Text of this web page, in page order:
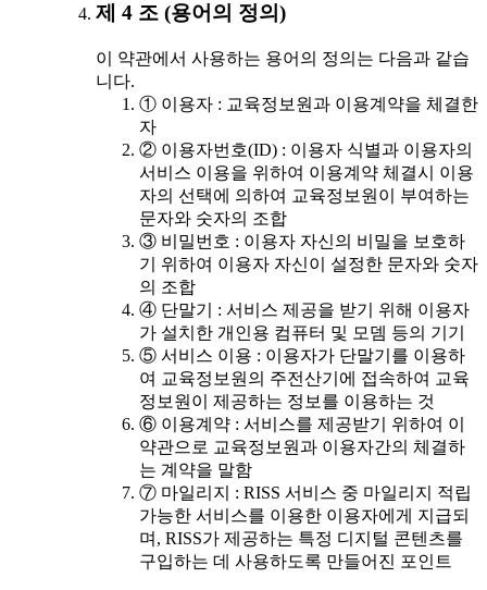
제 4 조 (용어의 정의)
이 약관에서 사용하는 용어의 정의는 다음과 같습
니다.
① 이용자 : 교육정보원과 이용계약을 체결한
자
② 이용자번호(ID) : 이용자 식별과 이용자의
서비스 이용을 위하여 이용계약 체결시 이용
자의 선택에 의하여 교육정보원이 부여하는
문자와 숫자의 조합
③ 비밀번호 : 이용자 자신의 비밀을 보호하
기 위하여 이용자 자신이 설정한 문자와 숫자
의 조합
④ 단말기 : 서비스 제공을 받기 위해 이용자
가 설치한 개인용 컴퓨터 및 모뎀 등의 기기
⑤ 서비스 이용 : 이용자가 단말기를 이용하
여 교육정보원의 주전산기에 접속하여 교육
정보원이 제공하는 정보를 이용하는 것
⑥ 이용계약 : 서비스를 제공받기 위하여 이
약관으로 교육정보원과 이용자간의 체결하
는 계약을 말함
⑦ 마일리지 : RISS 서비스 중 마일리지 적립
가능한 서비스를 이용한 이용자에게 지급되
며, RISS가 제공하는 특정 디지털 콘텐츠를
구입하는 데 사용하도록 만들어진 포인트